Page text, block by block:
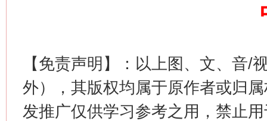
【免责声明】：以上图、文、音/
外），其版权均属于原作者或归
发推广仅供学习参考之用，禁止
这是一记警钟！ 谢